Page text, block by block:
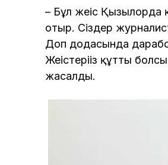
– Бұл жеңіс Қызылорда
отыр. Сіздер
Доп додасында
Жеңістеріңіз құтты
жасалды.